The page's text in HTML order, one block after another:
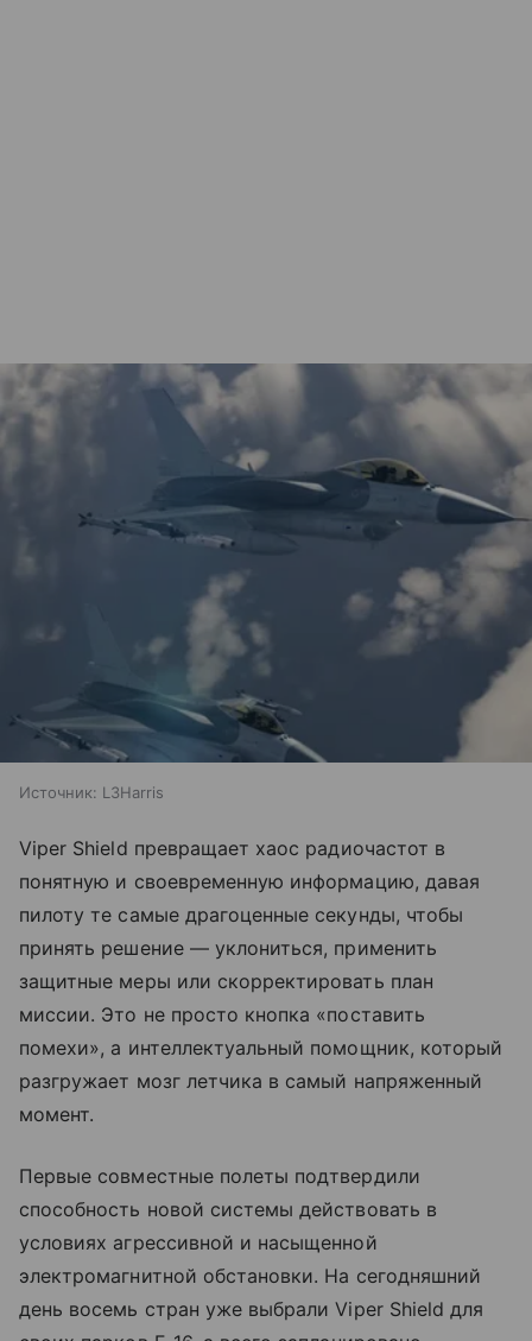
Источник: L3Harris
Viper Shield превращает хаос радиочастот в
понятную и своевременную информацию, давая
пилоту те самые драгоценные секунды, чтобы
принять решение — уклониться, применить
защитные меры или скорректировать план
миссии. Это не просто кнопка «поставить
помехи», а интеллектуальный помощник, который
разгружает мозг летчика в самый напряженный
момент.
Первые совместные полеты подтвердили
способность новой системы действовать в
условиях агрессивной и насыщенной
электромагнитной обстановки. На сегодняшний
день восемь стран уже выбрали Viper Shield для